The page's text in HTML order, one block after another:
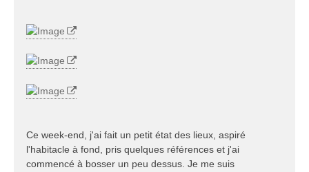
Ce week-end, j'ai fait un petit état des lieux, aspiré
l'habitacle à fond, pris quelques références et j'ai
commencé à bosser un peu dessus. Je me suis